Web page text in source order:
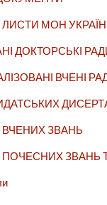
ЛИСТИ МОН
ДОКТОРСЬКІ
ВЧЕНІ
ЗВАНЬ
ЗВАНЬ